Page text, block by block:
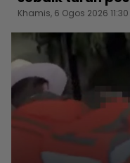
Khamis, 6 Ogos 2026 11:30